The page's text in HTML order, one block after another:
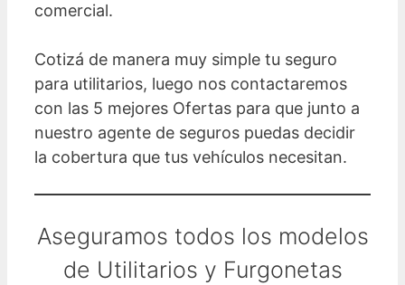
comercial.
Cotizá de manera muy simple tu seguro
para utilitarios, luego nos contactaremos
con las 5 mejores Ofertas para que junto a
nuestro agente de seguros puedas decidir
la cobertura que tus vehículos necesitan.
Aseguramos todos los modelos
de Utilitarios y Furgonetas